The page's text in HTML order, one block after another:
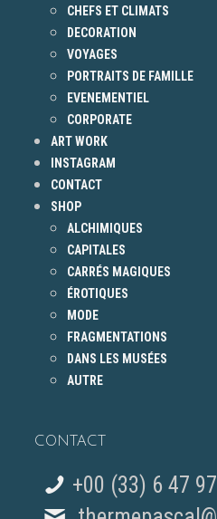
CHEFS ET CLIMATS
DECORATION
VOYAGES
PORTRAITS DE FAMILLE
EVENEMENTIEL
CORPORATE
ART WORK
INSTAGRAM
CONTACT
SHOP
ALCHIMIQUES
CAPITALES
CARRÉS MAGIQUES
ÉROTIQUES
MODE
FRAGMENTATIONS
DANS LES MUSÉES
AUTRE
CONTACT
+00 (33) 6 47